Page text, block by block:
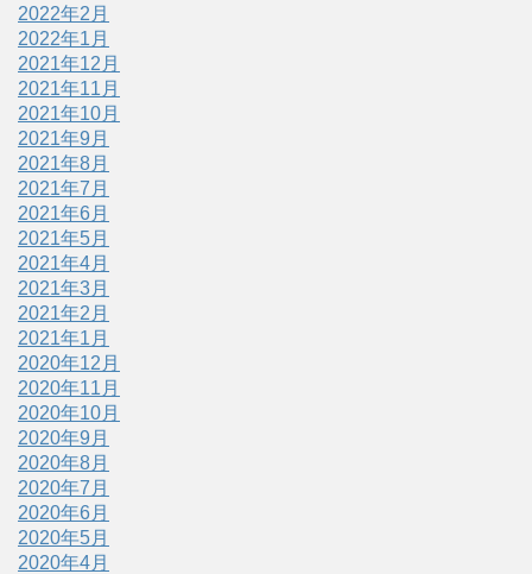
2022年2月
2022年1月
2021年12月
2021年11月
2021年10月
2021年9月
2021年8月
2021年7月
2021年6月
2021年5月
2021年4月
2021年3月
2021年2月
2021年1月
2020年12月
2020年11月
2020年10月
2020年9月
2020年8月
2020年7月
2020年6月
2020年5月
2020年4月